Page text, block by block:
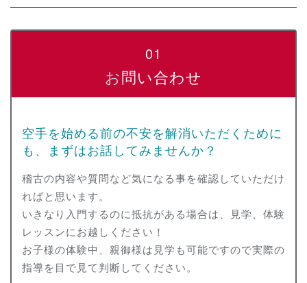
01
お問い合わせ
空手を始める前の不安を解消いただくために
も、まずはお話してみませんか？
稽古の内容や質問など気になる事を確認していただけ
ればと思います。
いきなり入門するのに抵抗がある場合は、見学、体験
レッスンにお越しください！
お子様の体験中、親御様は見学も可能ですので実際の
指導を目で見て判断してください。